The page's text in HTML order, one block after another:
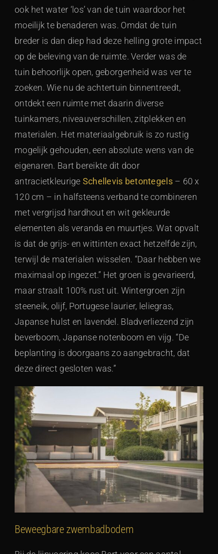
ook het water ‘los’ van de tuin waardoor het
moeilijk te benaderen was. Omdat de tuin
breder is dan diep had deze helling grote impact
op de beleving van de ruimte. Verder was de
tuin behoorlijk open, geborgenheid was ver te
zoeken. Wie nu de achtertuin binnentreedt,
ontdekt een ruimte met daarin diverse
tuinkamers, niveauverschillen, zitplekken en
materialen. Het materiaalgebruik is zo rustig
mogelijk gehouden, een absolute wens van de
eigenaren. Bart bereikte dit door
antracietkleurige Schellevis betontegels– 60 x
120 cm – in halfsteens verband te combineren
met vergrijsd hardhout en wit gekleurde
elementen als veranda en muurtjes. Wat opvalt
is dat de grijs- en wittinten exact hetzelfde zijn,
terwijl de materialen wisselen. “Daar hebben we
maximaal op ingezet.” Het groen is gevarieerd,
maar straalt 100% rust uit. Wintergroen zijn
steeneik, olijf, Portugese laurier, leliegras,
Japanse hulst en lavendel. Bladverliezend zijn
beverboom, Japanse notenboom en vijg. “De
beplanting is doorgaans zo aangebracht, dat
deze direct gesloten was.”
Beweegbare zwembadbodem